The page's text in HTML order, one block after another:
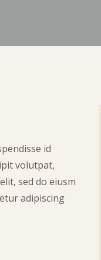
id
volutpat,
sed do eiusm
adipiscing